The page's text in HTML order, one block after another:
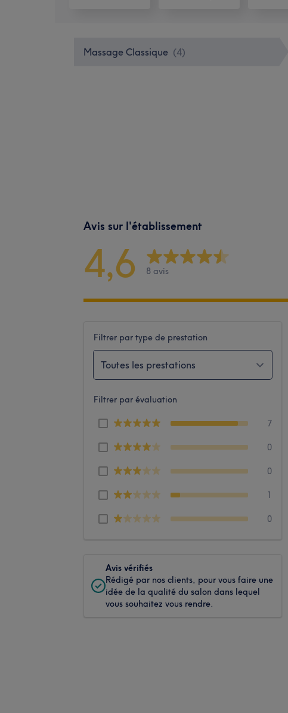
Massage Classique (4)
Avis sur l'établissement
4,6 8 avis
Filtrer par type de prestation
Toutes les prestations
Filtrer par évaluation
7
0
0
1
0
Avis vérifiés
Rédigé par nos clients, pour vous faire une
idée de la qualité du salon dans lequel
vous souhaitez vous rendre.